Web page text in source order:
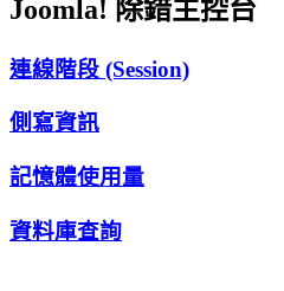
Joomla! 除錯主控台
連線階段 (Session)
側寫資訊
記憶體使用量
資料庫查詢